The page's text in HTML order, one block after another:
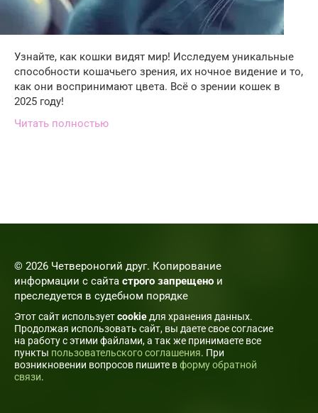
Узнайте, как кошки видят мир! Исследуем уникальные
способности кошачьего зрения, их ночное видение и то,
как они воспринимают цвета. Всё о зрении кошек в
2025 году!
Читать полностью
© 2026 Четвероногий друг. Копирование
информации с сайта строго запрещено и
преследуется в судебном порядке
Этот сайт используетcookie для хранения данных.
Продолжая использовать сайт, вы даете свое согласие
на работу с этими файлами, а так же принимаете все
пункты пользовательского соглашения. При
возникновении вопросов пишите вформу обратной
связи.